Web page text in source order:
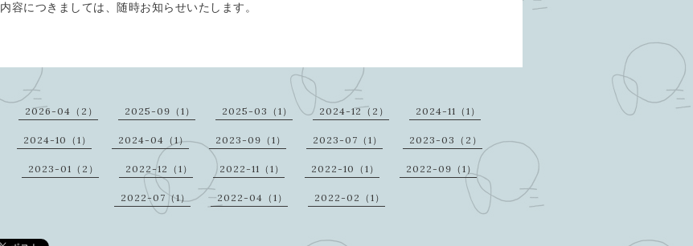
内容につきましては、随時お知らせいたします。
2026-04（2） 2025-09（1） 2025-03（1） 2024-12（2） 2024-11（1）
2024-10（1） 2024-04（1） 2023-09（1） 2023-07（1） 2023-03（2）
2023-01（2） 2022-12（1） 2022-11（1） 2022-10（1） 2022-09（1）
2022-07（1） 2022-04（1） 2022-02（1）